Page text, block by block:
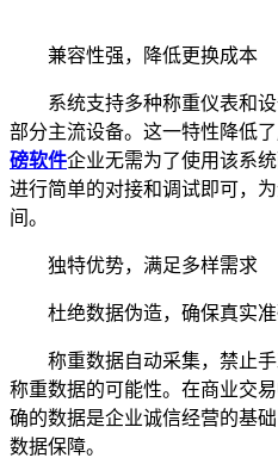
兼容性强，降低更换成本
系统支持多种称重仪表和设
部分主流设备。这一特性降低了
磅软件企业无需为了使用该系
进行简单的对接和调试即可，
间。
独特优势，满足多样需求
杜绝数据伪造，确保真实准
称重数据自动采集，禁止手
称重数据的可能性。在商业交易
确的数据是企业诚信经营的基
数据保障。